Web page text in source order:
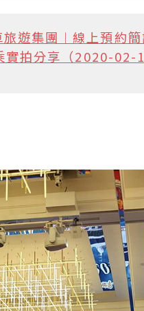
遊集團︱線上預約
拍分享（2020-02-